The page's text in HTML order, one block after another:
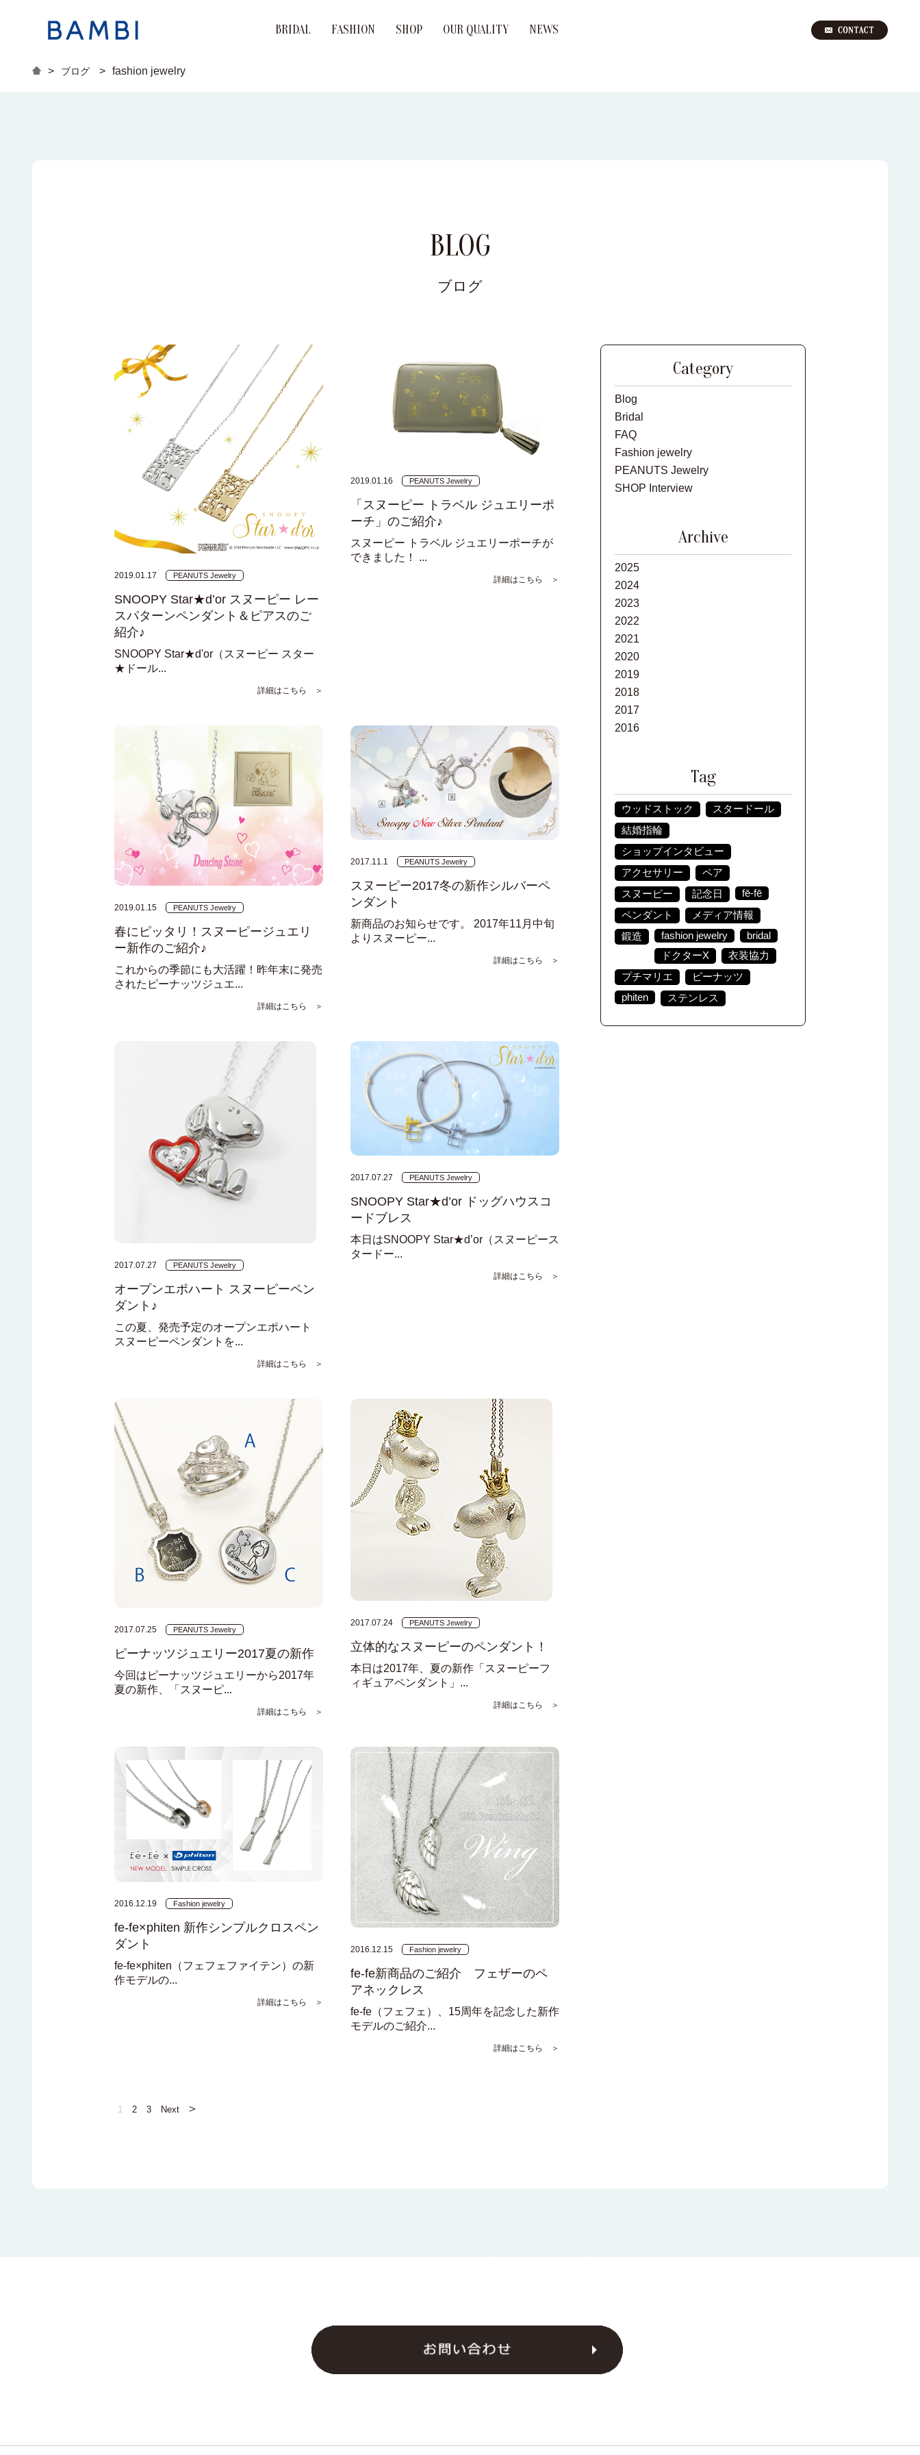
BRIDAL
FASHION
SHOP OUR QUALITY NEWS
> ブログ > fashion jewelry
BLOG
ブログ
2019.01.17 PEANUTS Jewelry
SNOOPY Star★d’or スヌーピー レー
スパターンペンダント＆ピアスのご
紹介♪
SNOOPY Star★d'or（スヌーピー スター
★ドール...
詳細はこちら ＞
2019.01.16 PEANUTS Jewelry
「スヌーピー トラベル ジュエリーポ
ーチ」のご紹介♪
スヌーピー トラベル ジュエリーポーチが
できました！ ...
詳細はこちら ＞
2019.01.15 PEANUTS Jewelry
春にピッタリ！スヌーピージュエリ
ー新作のご紹介♪
これからの季節にも大活躍！昨年末に発売
されたピーナッツジュエ...
詳細はこちら ＞
2017.11.1 PEANUTS Jewelry
スヌーピー2017冬の新作シルバーペ
ンダント
新商品のお知らせです。 2017年11月中旬
よりスヌーピー...
詳細はこちら ＞
2017.07.27 PEANUTS Jewelry
オープンエポハート スヌーピーペン
ダント♪
この夏、発売予定のオープンエポハート
スヌーピーペンダントを...
詳細はこちら ＞
2017.07.27 PEANUTS Jewelry
SNOOPY Star★d’or ドッグハウスコ
ードブレス
本日はSNOOPY Star★d’or（スヌーピース
タードー...
詳細はこちら ＞
2017.07.25 PEANUTS Jewelry
ピーナッツジュエリー2017夏の新作
今回はピーナッツジュエリーから2017年
夏の新作、「スヌーピ...
詳細はこちら ＞
2017.07.24 PEANUTS Jewelry
立体的なスヌーピーのペンダント！
本日は2017年、夏の新作「スヌーピーフ
ィギュアペンダント」...
詳細はこちら ＞
2016.12.19 Fashion jewelry
fe-fe×phiten 新作シンプルクロスペン
ダント
fe-fe×phiten（フェフェファイテン）の新
作モデルの...
詳細はこちら ＞
2016.12.15 Fashion jewelry
fe-fe新商品のご紹介 フェザーのペ
アネックレス
fe-fe（フェフェ）、15周年を記念した新作
モデルのご紹介...
詳細はこちら ＞
1 2 3 Next ＞
Category
Blog
Bridal
FAQ
Fashion jewelry
PEANUTS Jewelry
SHOP Interview
Archive
2025
2024
2023
2022
2021
2020
2019
2018
2017
2016
Tag
ウッドストック
スタードール
結婚指輪
ショップインタビュー
アクセサリー
ペア
スヌーピー
記念日
fē-fē
ペンダント
メディア情報
鍛造
fashion jewelry
bridal
ドクターX
衣装協力
プチマリエ
ピーナッツ
phiten
ステンレス